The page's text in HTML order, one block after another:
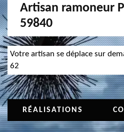
Artisan ramoneur
59840
Votre artisan se déplace sur
62
RÉALISATIONS